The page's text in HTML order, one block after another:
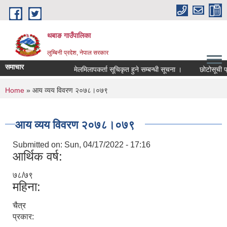
Skip to main content
थबाङ गाउँपालिका
लुम्बिनी प्रदेश, नेपाल सरकार
समाचार मेलमिलापकर्ता सूचिकृत हुने सम्बन्धी सूचना । छोटोसूची
You are here
Home » आय व्यय विवरण २०७८।०७९
आय व्यय विवरण २०७८।०७९
Submitted on: Sun, 04/17/2022 - 17:16
आर्थिक वर्ष:
७८/७९
महिना:
चैत्र
प्रकार: